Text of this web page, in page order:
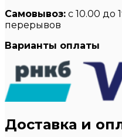
Самовывоз: с 10.00 до
перерывов
Варианты оплаты
Доставка и